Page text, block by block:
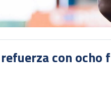
con